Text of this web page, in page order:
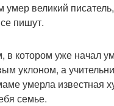
великий писатель,
пишут.
котором уже начал
уклоном, а
умерла известная
семье.